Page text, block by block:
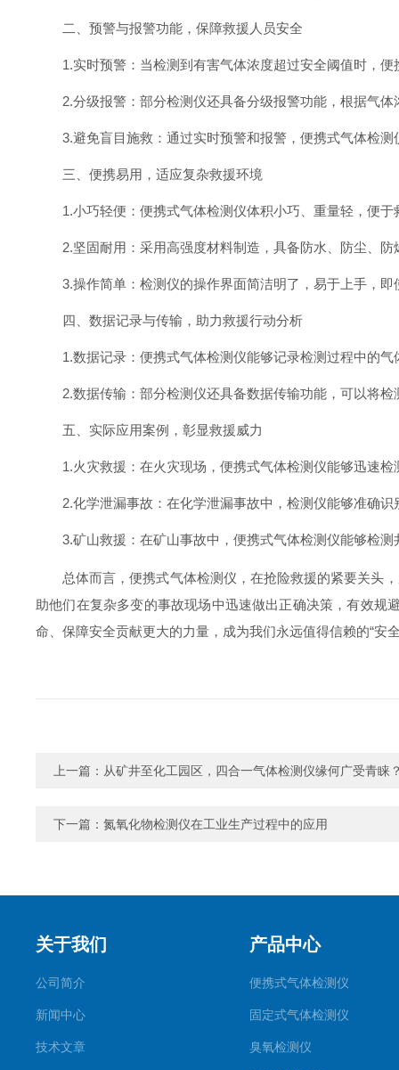
二、预警与报警功能，保障救援人员安全
1.实时预警：当检测到有害气体浓度超过安全阈值时，
2.分级报警：部分检测仪还具备分级报警功能，根据气
3.避免盲目施救：通过实时预警和报警，便携式气体检
三、便携易用，适应复杂救援环境
1.小巧轻便：便携式气体检测仪体积小巧、重量轻，便
2.坚固耐用：采用高强度材料制造，具备防水、防尘、
3.操作简单：检测仪的操作界面简洁明了，易于上手，
四、数据记录与传输，助力救援行动分析
1.数据记录：便携式气体检测仪能够记录检测过程中的
2.数据传输：部分检测仪还具备数据传输功能，可以将
五、实际应用案例，彰显救援威力
1.火灾救援：在火灾现场，便携式气体检测仪能够迅速
2.化学泄漏事故：在化学泄漏事故中，检测仪能够准确
3.矿山救援：在矿山事故中，便携式气体检测仪能够检
总体而言，便携式气体检测仪，在抢险救援的紧要关头
助他们在复杂多变的事故现场中迅速做出正确决策，有效规
命、保障安全贡献更大的力量，成为我们永远值得信赖的“安
上一篇： 从矿井至化工园区，四合一气体检测仪缘何广受青睐
下一篇： 氮氧化物检测仪在工业生产过程中的应用
关于我们
公司简介
新闻中心
技术文章
产品中心
便携式气体检测仪
固定式气体检测仪
臭氧检测仪